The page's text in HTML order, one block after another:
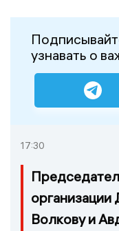
узнавать о
17:30
организации
Волкову и